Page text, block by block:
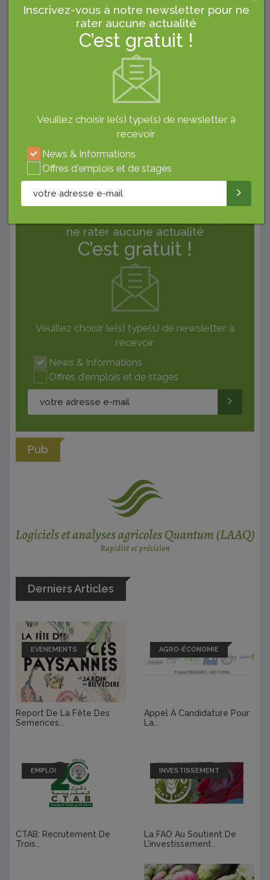
Restez Connecté
Facebook LinkedIn
ne rater aucune actualité
C’est gratuit !
Veuillez choisir le(s) type(s) de newsletter à
recevoir
News & Informations
Offres d'emplois et de stages
Pub
Derniers Articles
EVÉNEMENTS
Report De La Fête Des
Semences...
AGRO-ÉCONOMIE
Appel À Candidature Pour
La...
EMPLOI
CTAB: Recrutement De
Trois...
INVESTISSEMENT
La FAO Au Soutient De
L’investissement...
Inscrivez-vous à notre newsletter pour ne
rater aucune actualité
C’est gratuit !
Veuillez choisir le(s) type(s) de newsletter à
recevoir
News & Informations
Offres d'emplois et de stages